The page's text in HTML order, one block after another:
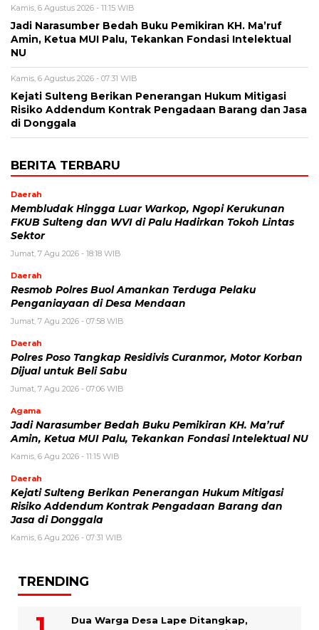
Kamis, 6 Agustus 2026 - 11:15 WIB
Jadi Narasumber Bedah Buku Pemikiran KH. Ma’ruf
Amin, Ketua MUI Palu, Tekankan Fondasi Intelektual
NU
Kamis, 6 Agustus 2026 - 07:31 WIB
Kejati Sulteng Berikan Penerangan Hukum Mitigasi
Risiko Addendum Kontrak Pengadaan Barang dan Jasa
di Donggala
BERITA TERBARU
Daerah
Membludak Hingga Luar Warkop, Ngopi Kerukunan
FKUB Sulteng dan WVI di Palu Hadirkan Tokoh Lintas
Sektor
Jumat, 7 Agu 2026 - 18:18 WIB
Daerah
Resmob Polres Buol Amankan Terduga Pelaku
Penganiayaan di Desa Mendaan
Jumat, 7 Agu 2026 - 07:58 WIB
Daerah
Polres Poso Tangkap Residivis Curanmor, Motor Korban
Dijual untuk Beli Sabu
Jumat, 7 Agu 2026 - 07:06 WIB
Agama
Jadi Narasumber Bedah Buku Pemikiran KH. Ma’ruf
Amin, Ketua MUI Palu, Tekankan Fondasi Intelektual NU
Kamis, 6 Agu 2026 - 11:15 WIB
Daerah
Kejati Sulteng Berikan Penerangan Hukum Mitigasi
Risiko Addendum Kontrak Pengadaan Barang dan
Jasa di Donggala
Kamis, 6 Agu 2026 - 07:31 WIB
TRENDING
Dua Warga Desa Lape Ditangkap,